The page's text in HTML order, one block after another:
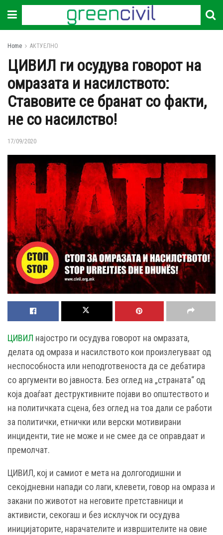
Home АКТУЕЛНО
ЦИВИЛ ги осудува говорот на
омразата и насилството:
Ставовите се бранат со факти,
не со насилство!
17/09/2020
ЦИВИЛ најостро ги осудува говорот на омразата,
делата од омраза и насилството кои произлегуваат од
неспособноста или неподготвеноста да се дебатира
со аргументи во јавноста. Без оглед на „страната“ од
која доаѓаат деструктивните појави во општеството и
на политичката сцена, без оглед на тоа дали се работи
за политички, етнички или верски мотивирани
инциденти, тие не може и не смее да се оправдаат и
премолчат.
ЦИВИЛ, кој и самиот е мета на долгогодишни и
секојдневни напади со лаги, клевети, говор на омраза и
закани по животот на неговите претставници и
активисти, секогаш и без исклучок ги осудува
иницијаторите, нарачателите и извршителите на овие